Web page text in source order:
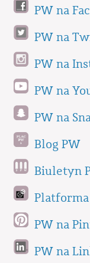
PW na
PW na
PW na
PW na
PW na
Blog PW
Biuletyn
PW na
PW na